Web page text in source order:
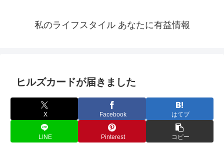
私のライフスタイル あなたに有益情報
ヒルズカードが届きました
X Facebook はてブ
LINE Pinterest コピー